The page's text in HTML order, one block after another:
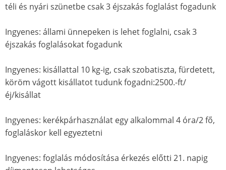
téli és nyári szünetbe csak 3 éjszakás foglalást fogadunk
Ingyenes: állami ünnepeken is lehet foglalni, csak 3
éjszakás foglalásokat fogadunk
Ingyenes: kisállattal 10 kg-ig, csak szobatiszta, fürdetett,
köröm vágott kisállatot tudunk fogadni:2500.-ft/
éj/kisállat
Ingyenes: kerékpárhasználat egy alkalommal 4 óra/2 fő,
foglaláskor kell egyeztetni
Ingyenes: foglalás módosítása érkezés előtti 21. napig